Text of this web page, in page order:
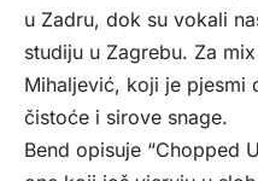
u Zadru, dok su vokali
studiju u Zagrebu. Za
Mihaljević, koji je pjesmi
čistoće i sirove snage.
Bend opisuje “Chopped